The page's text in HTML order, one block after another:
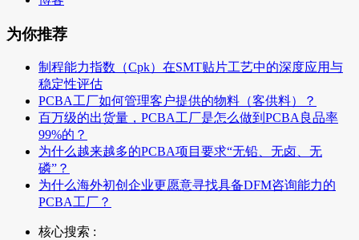
为你推荐
制程能力指数（Cpk）在SMT贴片工艺中的深度应用与
稳定性评估
PCBA工厂如何管理客户提供的物料（客供料）？
百万级的出货量，PCBA工厂是怎么做到PCBA良品率
99%的？
为什么越来越多的PCBA项目要求“无铅、无卤、无
磷”？
为什么海外初创企业更愿意寻找具备DFM咨询能力的
PCBA工厂？
核心搜索 :